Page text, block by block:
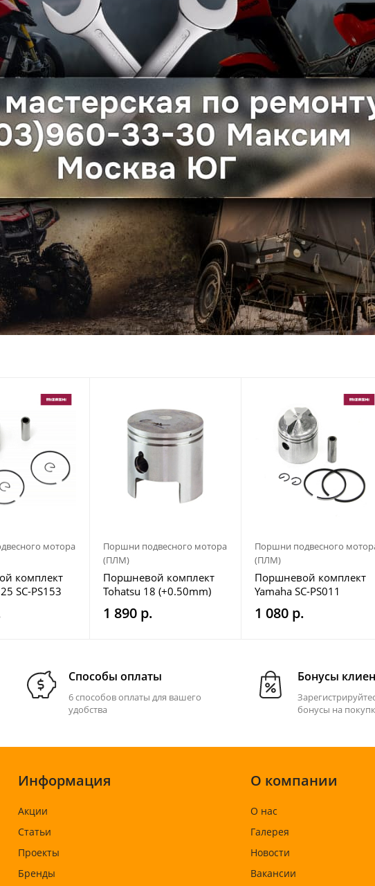
мотора
комплект
SC-PS153
Поршни подвесного мотора
(ПЛМ)
Поршневой комплект
Tohatsu 18 (+0.50mm)
Omax
1 890 р.
Поршни подвесного
(ПЛМ)
Поршневой комплект
Yamaha SC-PS011
1 080 р.
Способы оплаты
6 способов оплаты для вашего
удобства
Бонусы
бонусы на
Информация
Акции
Статьи
Проекты
Бренды
О компании
О нас
Галерея
Новости
Вакансии